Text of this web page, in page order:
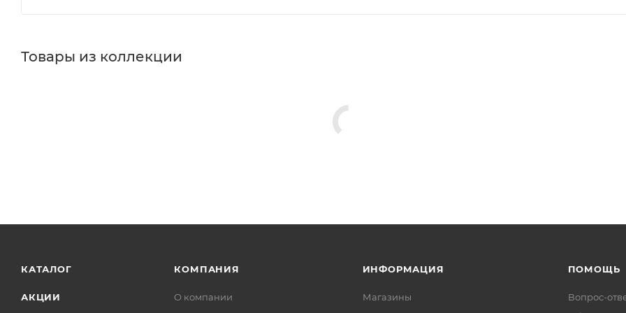
Товары из коллекции
КАТАЛОГ
АКЦИИ
КОМПАНИЯ
О компании
ИНФОРМАЦИЯ
Магазины
ПОМОЩЬ
Вопрос-